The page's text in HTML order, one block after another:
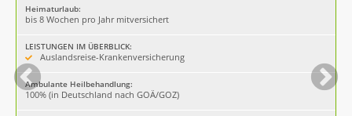
Heimaturlaub:
bis 8 Wochen pro Jahr mitversichert
LEISTUNGEN IM ÜBERBLICK:
Auslandsreise-Krankenversicherung
Ambulante Heilbehandlung:
100% (in Deutschland nach GOÄ/GOZ)